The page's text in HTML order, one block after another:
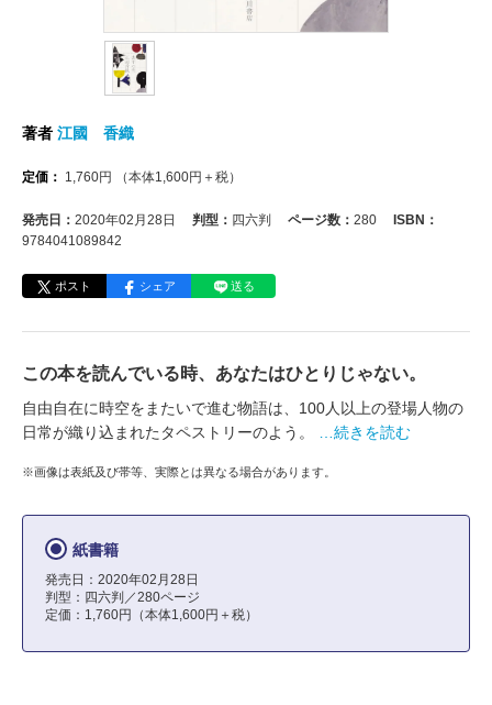
著者 江國 香織
定価： 1,760円 （本体1,600円＋税）
発売日： 2020年02月28日 判型： 四六判 ページ数： 280
ISBN：
9784041089842
ポスト シェア 送る
この本を読んでいる時、あなたはひとりじゃない。
自由自在に時空をまたいで進む物語は、100人以上の登場人物の
日常が織り込まれたタペストリーのよう。
…続きを読む
※画像は表紙及び帯等、実際とは異なる場合があります。
紙書籍
発売日：2020年02月28日
判型：四六判／280ページ
定価：1,760円（本体1,600円＋税）